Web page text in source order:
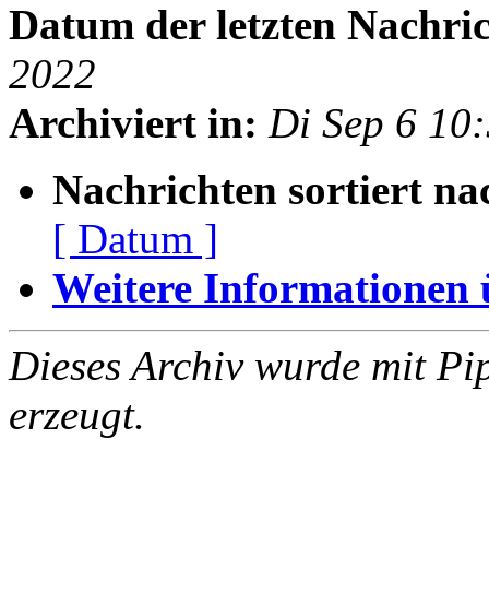
Datum der letzten
2022
Archiviert in: Di Sep 6
Nachrichten sortiert
[ Datum ]
Weitere Informationen
Dieses Archiv wurde mit
erzeugt.